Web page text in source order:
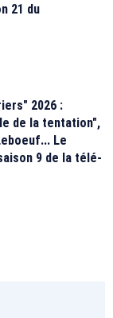
21 du
2026 :
de la tentation",
Le
9 de la télé-